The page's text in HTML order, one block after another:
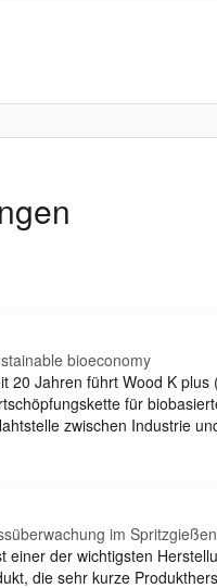
bioeconomy
20 Jahren führt Wood K
für
zwischen Industrie
im Spritzgießen
einer der wichtigsten
die sehr kurze